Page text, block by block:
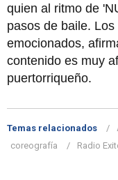
quien al ritmo de
pasos de baile.
emocionados,
contenido es muy
puertorriqueño.
Temas relacionados
coreografía
Radio